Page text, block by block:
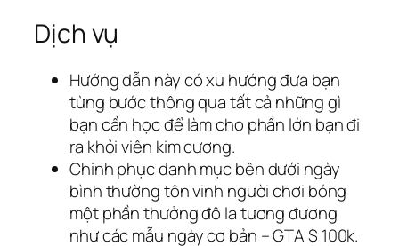
Dịch vụ
Hướng dẫn này có xu hướng đưa bạn
từng bước thông qua tất cả những gì
bạn cần học để làm cho phần lớn bạn đi
ra khỏi viên kim cương.
Chinh phục danh mục bên dưới ngày
bình thường tôn vinh người chơi bóng
một phần thưởng đô la tương đương
như các mẫu ngày cơ bản – GTA $ 100k.